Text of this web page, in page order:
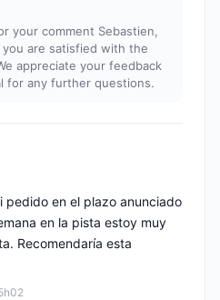
your comment Sebastien,
are satisfied with the
appreciate your feedback
for any further questions.
pedido en el plazo anunciado
en la pista estoy muy
Recomendaría esta